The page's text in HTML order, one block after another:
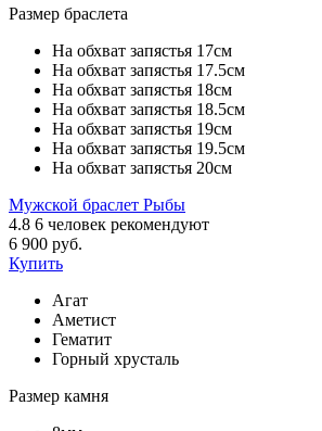
Размер браслета
На обхват запястья 17см
На обхват запястья 17.5см
На обхват запястья 18см
На обхват запястья 18.5см
На обхват запястья 19см
На обхват запястья 19.5см
На обхват запястья 20см
Мужской браслет Рыбы
4.8 6 человек рекомендуют
6 900 руб.
Купить
Агат
Аметист
Гематит
Горный хрусталь
Размер камня